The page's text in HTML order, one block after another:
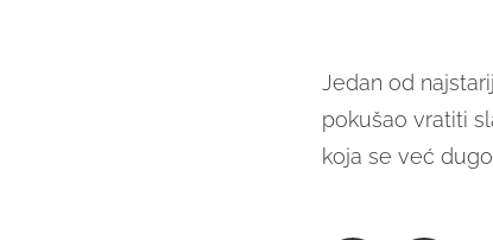
Jedan od
pokušao vratiti
koja se već